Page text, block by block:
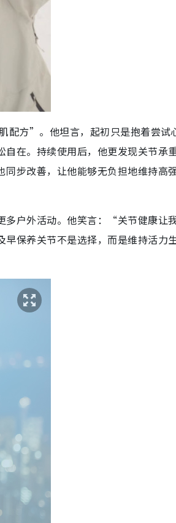
配方”。他坦言，起初只是抱着尝试
在。持续使用后，他更发现关节承
步改善，让他能够无负担地维持高
多户外活动。他笑言：“关节健康让
保养关节不是选择，而是维持活力